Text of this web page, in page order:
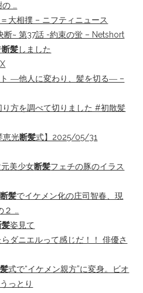
…
大相撲 – ニフティニュース
断~ 第37話 -約束の蛍 – Netshort
断髪しました
―他人に変わり、髪を切る― –
方を調べて切りました #初散髪
恵光断髪式】2025/05/31
美少女断髪フェチの豚のイラス
断髪でイケメン化の庄司智春、現
…
髪姿見て
らダニエルって感じだ！！ 俳優さ
式で“イケメン親方”に変身。ビオ
っとり